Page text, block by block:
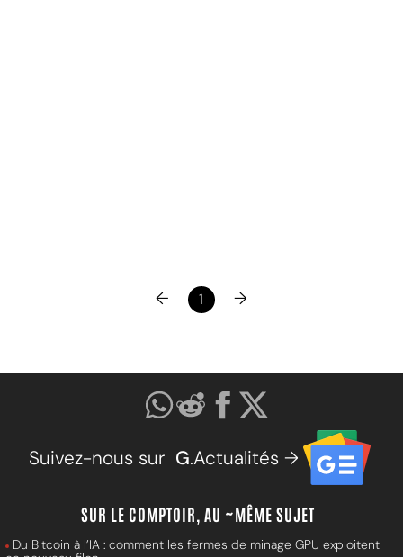
← 1 →
Suivez-nous sur G.Actualités →
SUR LE COMPTOIR, AU ~MÊME SUJET
Du Bitcoin à l’IA : comment les fermes de minage GPU exploitent